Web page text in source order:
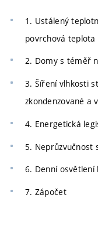
1. Ustálený
povrchová
2. Domy s téměř
3. Šíření vlhkosti
zkondenzované a
4. Energetická
5. Neprůzvučnost
6. Denní osvětlení
7. Zápočet